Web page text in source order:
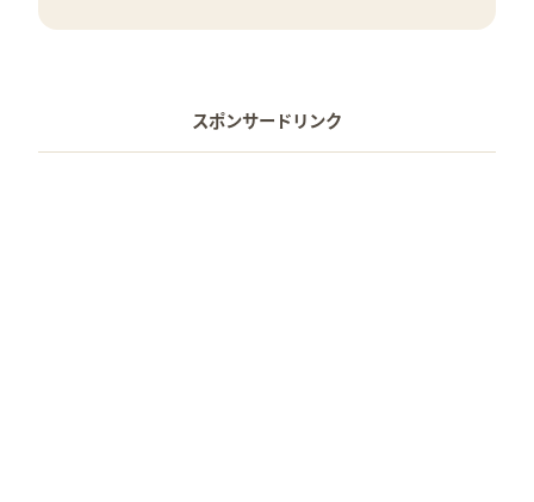
スポンサードリンク